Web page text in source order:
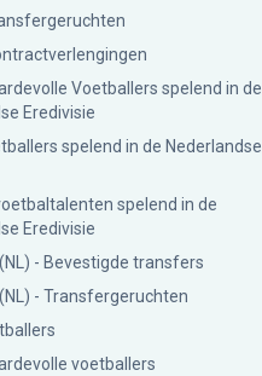
Voetballers spelend in de
Eredivisie
spelend in de Nederlandse
spelend in de
Eredivisie
- Bevestigde transfers
- Transfergeruchten
voetballers